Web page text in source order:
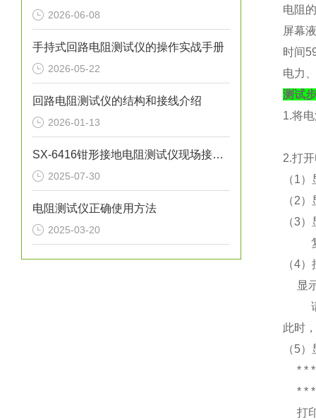
2026-06-08
手持式回路电阻测试仪的操作实战手册
2026-05-22
回路电阻测试仪的结构和接线介绍
2026-01-13
SX-6416钳形接地电阻测试仪现场接地电阻测试应用
2025-07-30
电阻测试仪正确使用方法
2025-03-20
电阻
屏幕
时间
电力
测试
1.将
2.打
（1
（2
（3
复
（4
显
请
此时
（5
* *
* * *